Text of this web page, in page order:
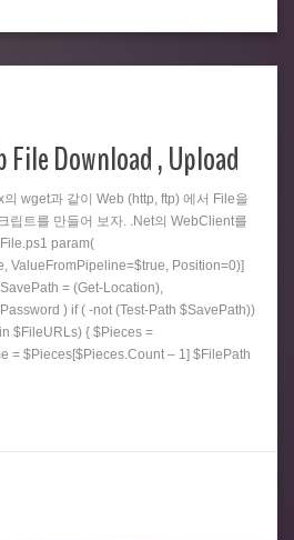
File Download , Upload
wget과 같이 Web (http, ftp) 에서 File을
립트를 만들어 보자. .Net의 WebClient를
param(
ValueFromPipeline=$true, Position=0)]
= (Get-Location),
) if ( -not (Test-Path $SavePath))
$FileURLs) { $Pieces =
= $Pieces[$Pieces.Count – 1] $FilePath